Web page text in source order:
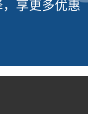
享更多优惠